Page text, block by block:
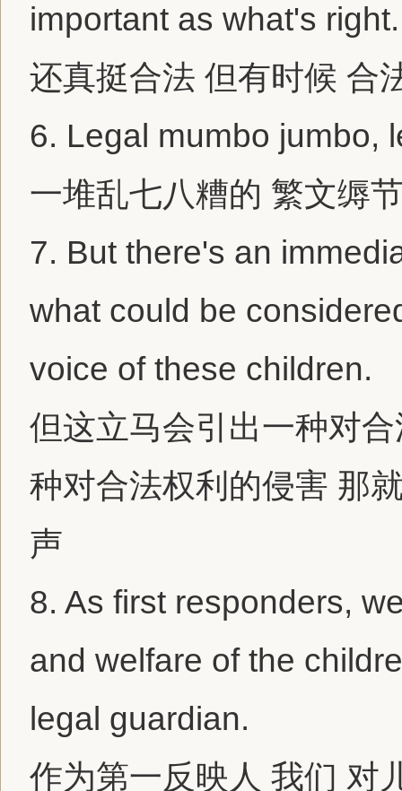
important as what's right.
还真挺合法 但有时候 合
6. Legal mumbo jumbo,
一堆乱七八糟的 繁文缛
7. But there's an
what could be
voice of these children.
但这立马会引出一种对
种对合法权利的侵害 那
声
8. As first responders,
and welfare of the
legal guardian.
作为第一反映人 我们 对